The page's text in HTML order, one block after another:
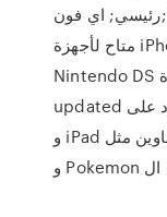
رئيسي; اي فون; NDS4iOS ، محاكي Nintendo DS
متاح لأجهزة iPhone و iPad; NDS4iOS ، محاكي
Nintendo DS متاح لأجهزة iPhone و iPad. Last
updated شهر فبراير 2021. ما هو مفقود على iPhone
و iPad هو إمكانية لعب عناوين مثل Super Mario Bros